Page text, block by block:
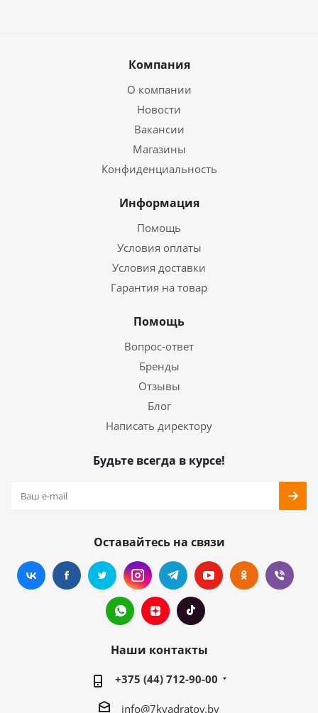
Компания
О компании
Новости
Вакансии
Магазины
Конфиденциальность
Информация
Помощь
Условия оплаты
Условия доставки
Гарантия на товар
Помощь
Вопрос-ответ
Бренды
Отзывы
Блог
Написать директору
Будьте всегда в курсе!
Оставайтесь на связи
Наши контакты
+375 (44) 712-90-00
info@7kvadratov.by